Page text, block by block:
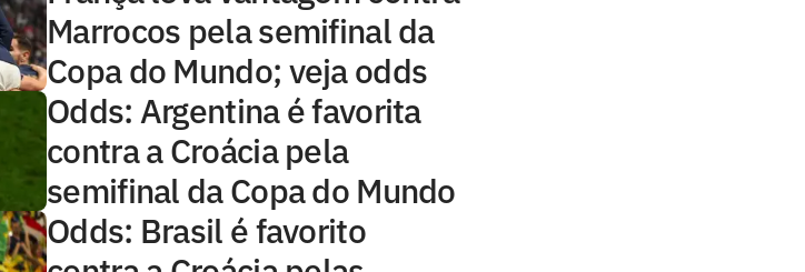
Marrocos pela semifinal da
Copa do Mundo; veja odds
Odds: Argentina é favorita
contra a Croácia pela
semifinal da Copa do Mundo
Odds: Brasil é favorito